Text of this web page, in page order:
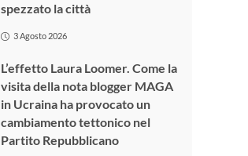
spezzato la città
3 Agosto 2026
L’effetto Laura Loomer. Come la
visita della nota blogger MAGA
in Ucraina ha provocato un
cambiamento tettonico nel
Partito Repubblicano